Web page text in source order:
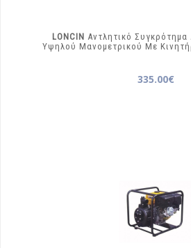
LONCIN Αντλητικό Συγκρότημα
Υψηλού Μανομετρικού Με
335.00€